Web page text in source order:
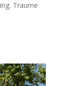
Traume